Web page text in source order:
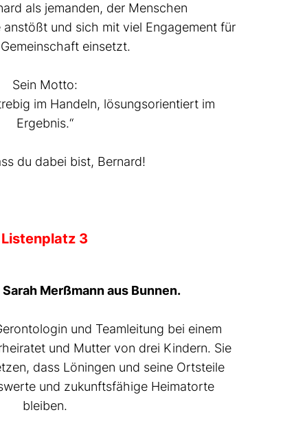
als jemanden, der Menschen
und sich mit viel Engagement für
einsetzt.
Sein Motto:
im Handeln, lösungsorientiert im
Ergebnis.“
du dabei bist, Bernard!
Listenplatz 3
Sarah Merßmann aus Bunnen.
und Teamleitung bei einem
und Mutter von drei Kindern. Sie
dass Löningen und seine Ortsteile
und zukunftsfähige Heimatorte
bleiben.